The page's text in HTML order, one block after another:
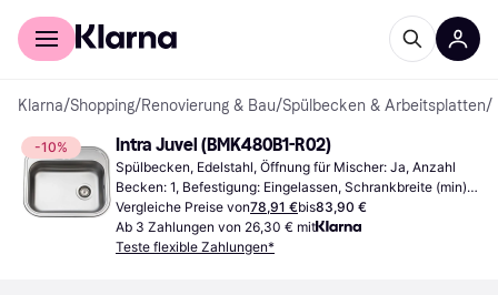
Für Shopper
Klarna/Shopping/Renovierung & Bau/Spülbecken & Arbeitsplatten/
-10% Intra Juvel (BMK480B1-R02)
Spülbecken, Edelstahl, Öffnung für Mischer: Ja, Anzahl
Becken: 1, Befestigung: Eingelassen, Schrankbreite (min):
600 mm
Vergleiche Preise von78,91 €bis83,90 €
Ab 3 Zahlungen von 26,30 € mit
Teste flexible Zahlungen*